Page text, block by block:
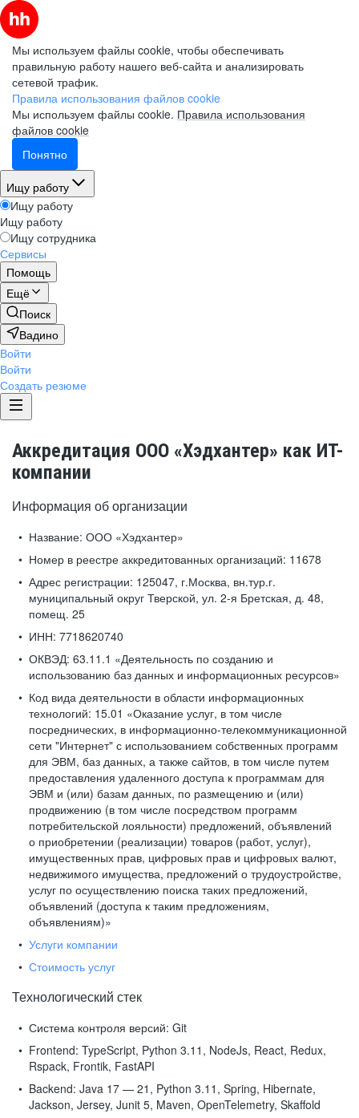
Мы используем файлы cookie, чтобы обеспечивать
правильную работу нашего веб-сайта и анализировать
сетевой трафик.
Правила использования файлов cookie
Мы используем файлы cookie. Правила использования
файлов cookie
Понятно
Ищу работу
Ищу работу
Ищу работу
Ищу сотрудника
Сервисы
Помощь
Ещё
Поиск
Вадино
Войти
Войти
Создать резюме
Аккредитация ООО «Хэдхантер» как ИТ-
компании
Информация об организации
Название: ООО «Хэдхантер»
Номер в реестре аккредитованных организаций: 11678
Адрес регистрации: 125047, г.Москва, вн.тур.г.
муниципальный округ Тверской, ул. 2-я Бретская, д. 48,
помещ. 25
ИНН: 7718620740
ОКВЭД: 63.11.1 «Деятельность по созданию и
использованию баз данных и информационных ресурсов»
Код вида деятельности в области информационных
технологий: 15.01 «Оказание услуг, в том числе
посреднических, в информационно-телекоммуникационной
сети "Интернет" с использованием собственных программ
для ЭВМ, баз данных, а также сайтов, в том числе путем
предоставления удаленного доступа к программам для
ЭВМ и (или) базам данных, по размещению и (или)
продвижению (в том числе посредством программ
потребительской лояльности) предложений, объявлений
о приобретении (реализации) товаров (работ, услуг),
имущественных прав, цифровых прав и цифровых валют,
недвижимого имущества, предложений о трудоустройстве,
услуг по осуществлению поиска таких предложений,
объявлений (доступа к таким предложениям,
объявлениям)»
Услуги компании
Стоимость услуг
Технологический стек
Система контроля версий: Git
Frontend: TypeScript, Python 3.11, NodeJs, React, Redux,
Rspack, Frontik, FastAPI
Backend: Java 17 — 21, Python 3.11, Spring, Hibernate,
Jackson, Jersey, Junit 5, Maven, OpenTelemetry, Skaffold